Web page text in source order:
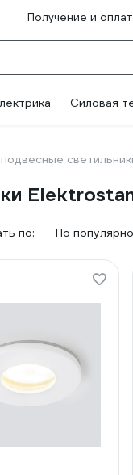
Получение и
Силовая
по: По